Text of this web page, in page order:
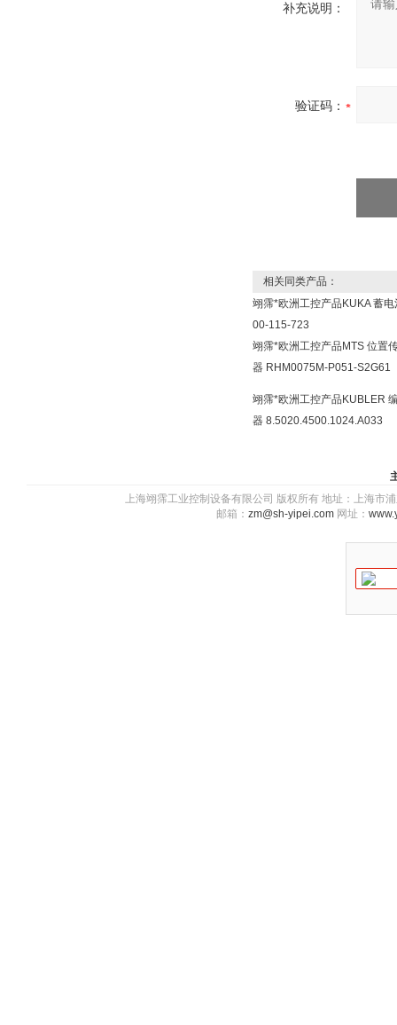
补充说明：
验证码：
相关同类产品：
翊霈*欧洲工控产品KUKA 蓄电
00-115-723
翊霈*欧洲工控产品MTS 位置
器 RHM0075M-P051-S2G61
翊霈*欧洲工控产品KUBLER
器 8.5020.4500.1024.A033
上海翊霈工业控制设备有限公司 版权所有 地址：上海
邮箱： zm@sh-yipei.com 网址：